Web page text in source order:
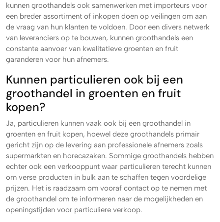
kunnen groothandels ook samenwerken met importeurs voor
een breder assortiment of inkopen doen op veilingen om aan
de vraag van hun klanten te voldoen. Door een divers netwerk
van leveranciers op te bouwen, kunnen groothandels een
constante aanvoer van kwalitatieve groenten en fruit
garanderen voor hun afnemers.
Kunnen particulieren ook bij een
groothandel in groenten en fruit
kopen?
Ja, particulieren kunnen vaak ook bij een groothandel in
groenten en fruit kopen, hoewel deze groothandels primair
gericht zijn op de levering aan professionele afnemers zoals
supermarkten en horecazaken. Sommige groothandels hebben
echter ook een verkooppunt waar particulieren terecht kunnen
om verse producten in bulk aan te schaffen tegen voordelige
prijzen. Het is raadzaam om vooraf contact op te nemen met
de groothandel om te informeren naar de mogelijkheden en
openingstijden voor particuliere verkoop.